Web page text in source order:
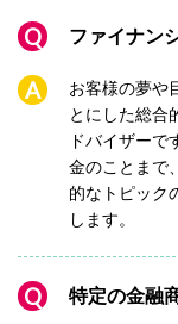
Q ファイナン
A
お客様の夢や
とにした総合
ドバイザー
金のことまで
的なトピック
します。
Q 特定の金融